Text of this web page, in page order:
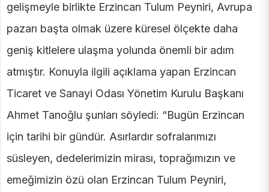
gelişmeyle birlikte Erzincan Tulum Peyniri, Avrupa
pazarı başta olmak üzere küresel ölçekte daha
geniş kitlelere ulaşma yolunda önemli bir adım
atmıştır. Konuyla ilgili açıklama yapan Erzincan
Ticaret ve Sanayi Odası Yönetim Kurulu Başkanı
Ahmet Tanoğlu şunları söyledi: “Bugün Erzincan
için tarihi bir gündür. Asırlardır sofralarımızı
süsleyen, dedelerimizin mirası, toprağımızın ve
emeğimizin özü olan Erzincan Tulum Peyniri,